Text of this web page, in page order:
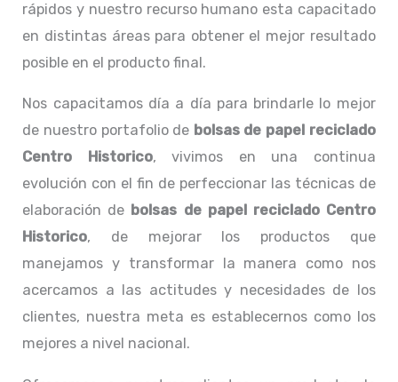
rápidos y nuestro recurso humano esta capacitado
en distintas áreas para obtener el mejor resultado
posible en el producto final.
Nos capacitamos día a día para brindarle lo mejor
de nuestro portafolio de bolsas de papel reciclado
Centro Historico, vivimos en una continua
evolución con el fin de perfeccionar las técnicas de
elaboración de bolsas de papel reciclado Centro
Historico, de mejorar los productos que
manejamos y transformar la manera como nos
acercamos a las actitudes y necesidades de los
clientes, nuestra meta es establecernos como los
mejores a nivel nacional.